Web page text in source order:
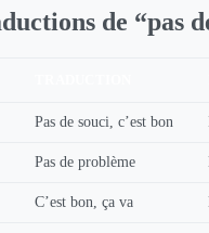
de “pas
Pas de souci, c’est bon
Pas de problème
C’est bon, ça va